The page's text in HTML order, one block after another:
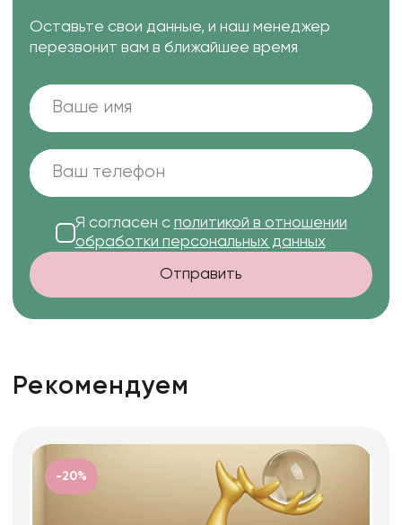
Оставьте свои данные, и наш менеджер
перезвонит вам в ближайшее время
Я согласен с политикой в отношении
обработки персональных данных
Отправить
Рекомендуем
-20%